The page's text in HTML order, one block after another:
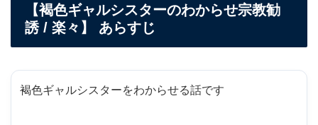
【褐色ギャルシスターのわからせ宗教勧
誘 / 楽々】 あらすじ
褐色ギャルシスターをわからせる話です